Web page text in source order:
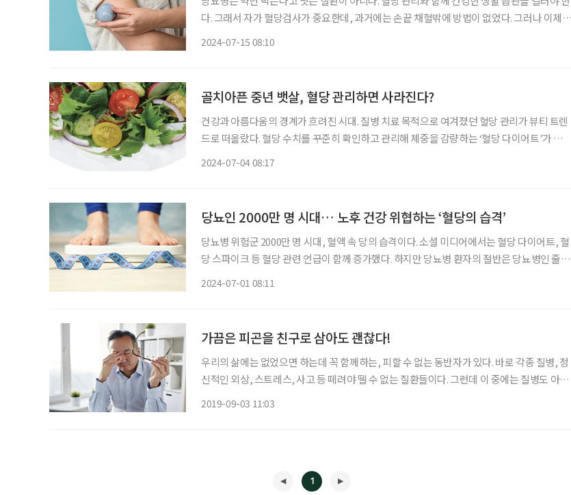
다. 그래서 자가 혈당검사가 중요한데, 과거에는 손끝 채혈밖에 방법이 없었다. 그러나 이제
2024-07-15 08:10
골치아픈 중년 뱃살, 혈당 관리하면 사라진다?
건강과 아름다움의 경계가 흐려진 시대. 질병 치료 목적으로 여겨졌던 혈당 관리가 뷰티 트렌
드로 떠올랐다. 혈당 수치를 꾸준히 확인하고 관리해 체중을 감량하는 ‘혈당 다이어트’가 주목
2024-07-04 08:17
당뇨인 2000만 명 시대… 노후 건강 위협하는 ‘혈당의 습격’
당뇨병 위험군 2000만 명 시대, 혈액 속 당의 습격이다. 소셜 미디어에서는 혈당 다이어트, 혈
당 스파이크 등 혈당 관련 언급이 함께 증가했다. 하지만 당뇨병 환자의 절반은 당뇨병인 줄도
2024-07-01 08:11
가끔은 피곤을 친구로 삼아도 괜찮다!
우리의 삶에는 없었으면 하는데 꼭 함께하는, 피할 수 없는 동반자가 있다. 바로 각종 질병, 정
신적인 외상, 스트레스, 사고 등 떼려야 뗄 수 없는 질환들이다. 그런데 이 중에는 질병도 아니
2019-09-03 11:03
1